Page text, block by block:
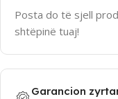
Posta do të sjell
shtëpinë tuaj!
Garancion